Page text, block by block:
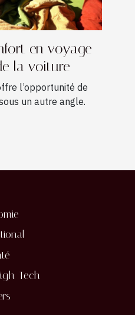
en voyage
la voiture
l’opportunité de
un autre angle.
Tech